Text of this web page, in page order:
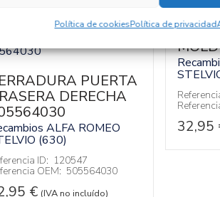
Política de cookiesPolítica de privacidad
PUERTA
DERECHA
ALFA ROMEO
(630)
ID: 120547
OEM: 505564030
€ (IVA no incluído)
32,95